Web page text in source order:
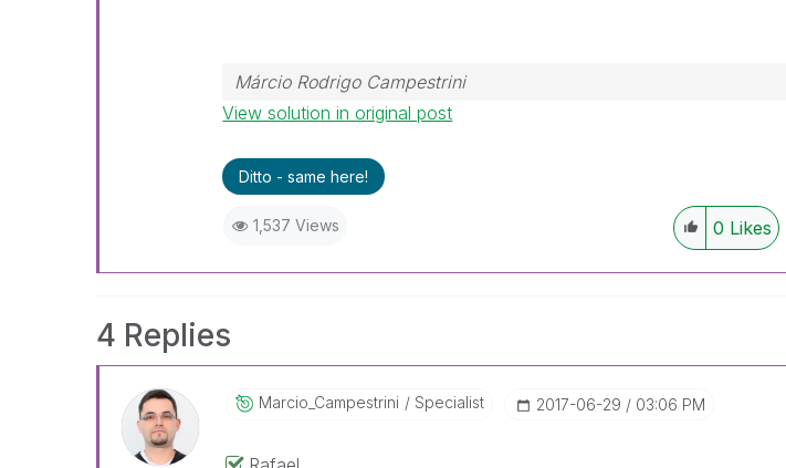
Márcio Rodrigo Campestrini
View solution in original post
Ditto - same here!
1,537 Views 0 Likes
4 Replies
Marcio_CampestrIni Specialist ‎2017-06-29 03:06 PM